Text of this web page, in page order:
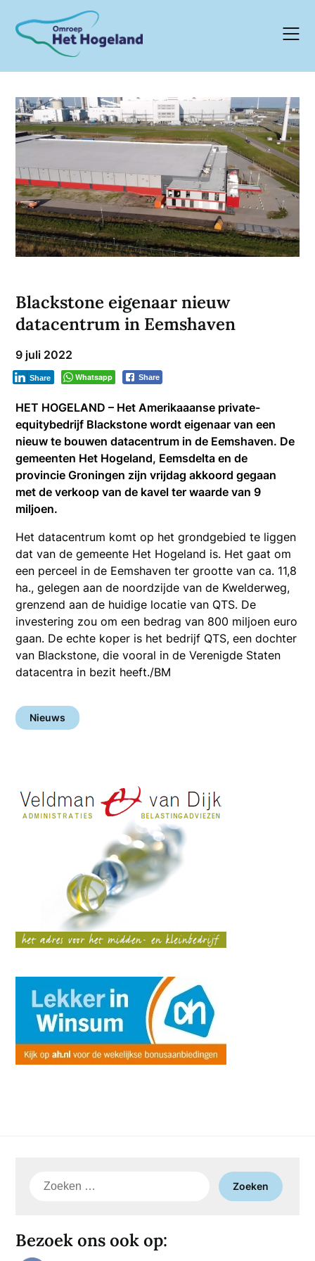
content
Blackstone eigenaar nieuw
datacentrum in Eemshaven
9 juli 2022
Whatsapp Share
Share
HET HOGELAND – Het Amerikaaanse private-
equitybedrijf Blackstone wordt eigenaar van een
nieuw te bouwen datacentrum in de Eemshaven. De
gemeenten Het Hogeland, Eemsdelta en de
provincie Groningen zijn vrijdag akkoord gegaan
met de verkoop van de kavel ter waarde van 9
miljoen.
Het datacentrum komt op het grondgebied te liggen
dat van de gemeente Het Hogeland is. Het gaat om
een perceel in de Eemshaven ter grootte van ca. 11,8
ha., gelegen aan de noordzijde van de Kwelderweg,
grenzend aan de huidige locatie van QTS. De
investering zou om een bedrag van 800 miljoen euro
gaan. De echte koper is het bedrijf QTS, een dochter
van Blackstone, die vooral in de Verenigde Staten
datacentra in bezit heeft./BM
Nieuws
Zoeken
Bezoek ons ook op: